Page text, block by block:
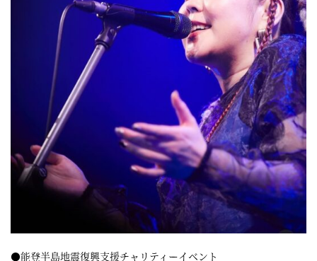
●能登半島地震復興支援チャリティーイベント